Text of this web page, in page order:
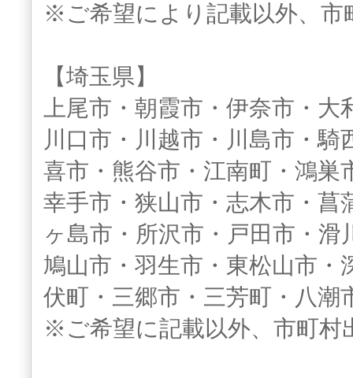
※ご希望により記載以外、市
【埼玉県】
上尾市・朝霞市・伊奈市・
川口市・川越市・川島市・
喜市・熊谷市・江南町・鴻
幸手市・狭山市・志木市・菖
ヶ島市・所沢市・戸田市・
鳩山市・羽生市・東松山市
伏町・三郷市・三芳町・八潮
※ご希望に記載以外、市町村